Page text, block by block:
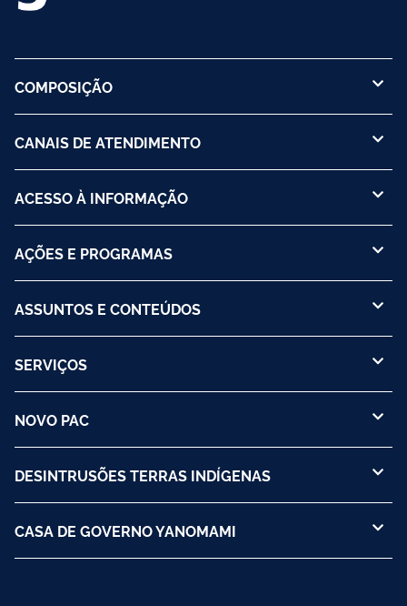
COMPOSIÇÃO
CANAIS DE ATENDIMENTO
ACESSO À INFORMAÇÃO
AÇÕES E PROGRAMAS
ASSUNTOS E CONTEÚDOS
SERVIÇOS
NOVO PAC
DESINTRUSÕES TERRAS INDÍGENAS
CASA DE GOVERNO YANOMAMI